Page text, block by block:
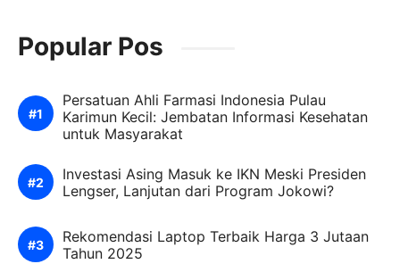
Popular Pos
Persatuan Ahli Farmasi Indonesia Pulau
Karimun Kecil: Jembatan Informasi Kesehatan
untuk Masyarakat
Investasi Asing Masuk ke IKN Meski Presiden
Lengser, Lanjutan dari Program Jokowi?
Rekomendasi Laptop Terbaik Harga 3 Jutaan
Tahun 2025